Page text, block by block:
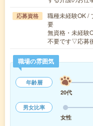
応募資格
職種未経験OK /
要
無資格・未経
不要です▽応募
職場の雰囲気
年齢層
20代
男女比率
女性